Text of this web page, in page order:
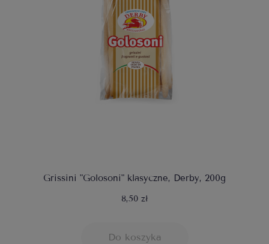
Grissini "Golosoni" klasyczne, Derby, 200g
8,50 zł
Do koszyka